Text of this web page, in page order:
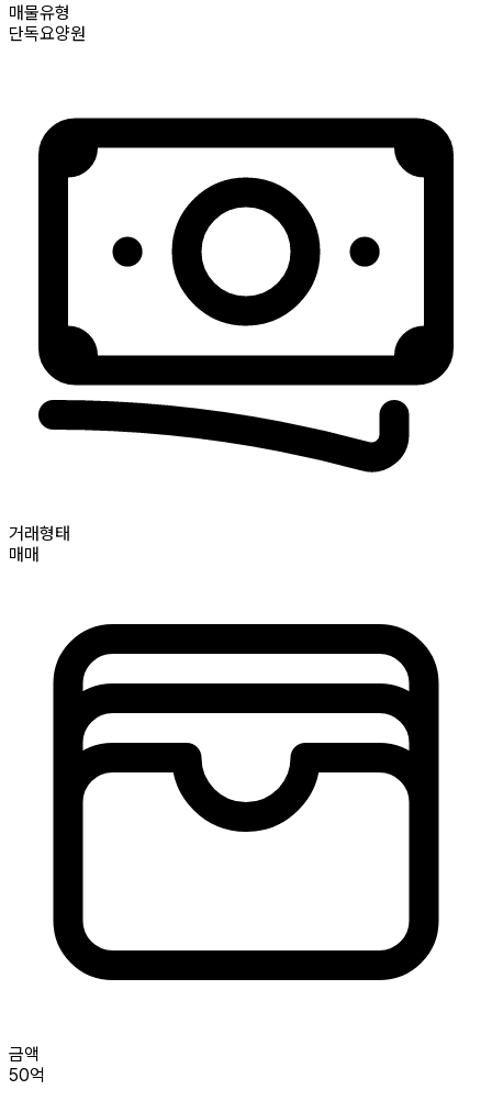
매물유형
단독요양원
거래형태
매매
금액
50억